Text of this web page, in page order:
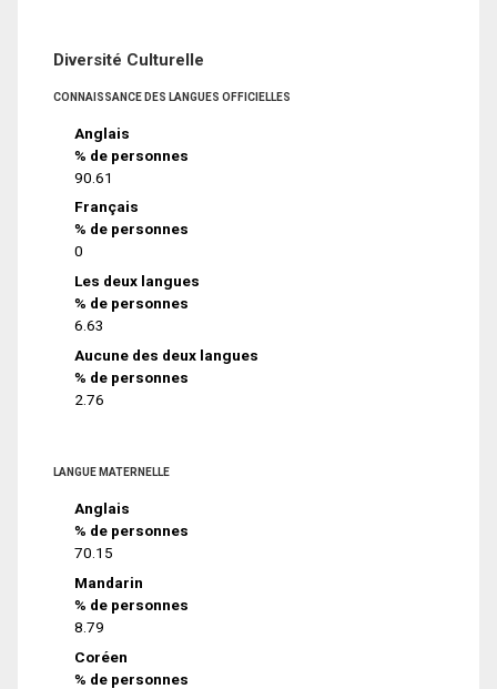
Diversité Culturelle
CONNAISSANCE DES LANGUES OFFICIELLES
Anglais
% de personnes
90.61
Français
% de personnes
0
Les deux langues
% de personnes
6.63
Aucune des deux langues
% de personnes
2.76
LANGUE MATERNELLE
Anglais
% de personnes
70.15
Mandarin
% de personnes
8.79
Coréen
% de personnes